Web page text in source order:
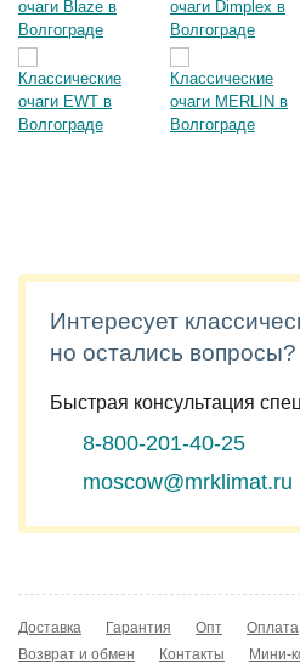
Интересует
но остались вопросы?
Быстрая консультация
8-800-201-40-25
moscow@mrklimat.ru
Доставка Гарантия Опт Оплата
Возврат и обмен
Контакты Мини-